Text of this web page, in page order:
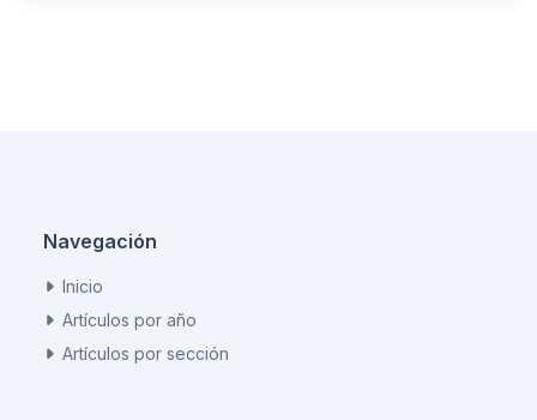
Navegación
Inicio
Artículos por año
Artículos por sección